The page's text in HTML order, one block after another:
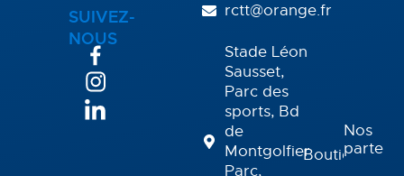
Boutique
Nos
rctt@orange.fr
Stade Léon
Sausset,
Parc des
sports, Bd
de
Montgolfier
Parc,
SUIVEZ-
NOUS